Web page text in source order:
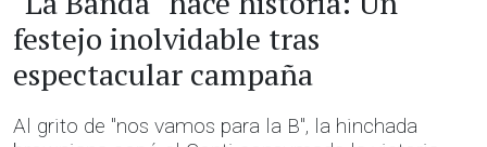
festejo inolvidable tras
espectacular campaña
Al grito de "nos vamos para la B", la hinchada